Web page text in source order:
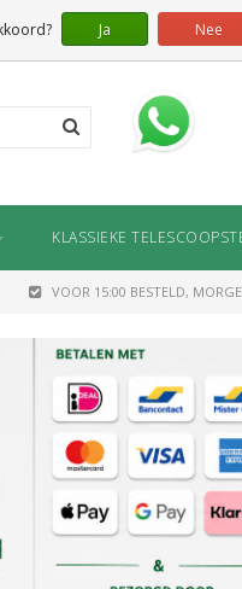
KLASSIEKE
VOOR 15:00 BESTELD,
Ja Nee